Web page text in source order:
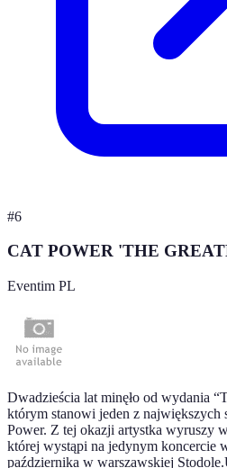
#6
CAT POWER 'THE
Eventim PL
Dwadzieścia lat minęło od wydania
którym stanowi jeden z największych
Power. Z tej okazji artystka wyruszy
której wystąpi na jedynym koncercie
października w warszawskiej